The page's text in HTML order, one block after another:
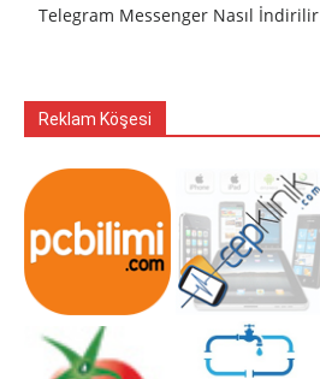
Telegram Messenger Nasıl İndirilir
Reklam Köşesi